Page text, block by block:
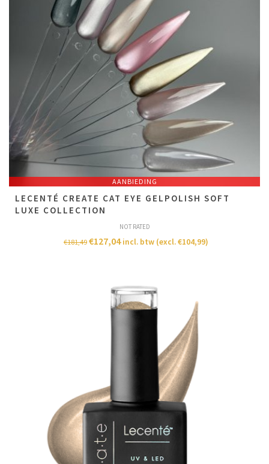
AANBIEDING
LECENTÉ CREATE CAT EYE GELPOLISH SOFT
LUXE COLLECTION
NOT RATED
€181,49 €127,04 incl. btw (excl.€104,99)